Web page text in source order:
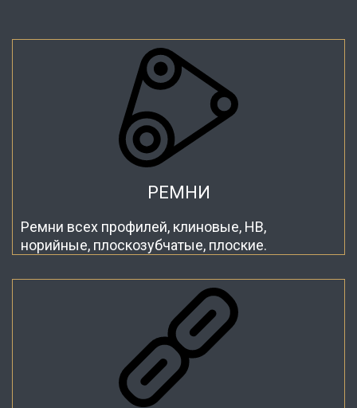
РЕМНИ
Ремни всех профилей, клиновые, HB,
норийные, плоскозубчатые, плоские.